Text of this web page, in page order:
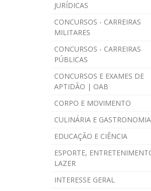
JURÍDICAS
CONCURSOS - CARREIRAS
MILITARES
CONCURSOS - CARREIRAS
PÚBLICAS
CONCURSOS E EXAMES DE
APTIDÃO | OAB
CORPO E MOVIMENTO
CULINÁRIA E GASTRONOMIA
EDUCAÇÃO E CIÊNCIA
ESPORTE,
LAZER
INTERESSE GERAL